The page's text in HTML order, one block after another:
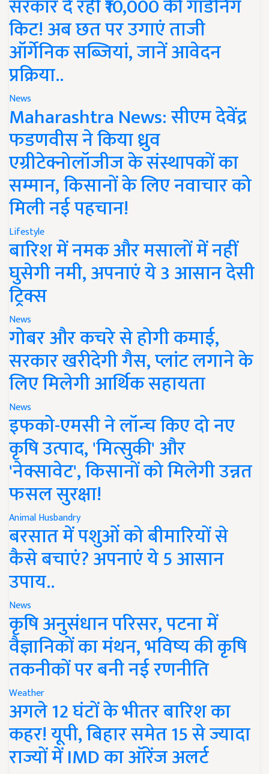
सरकार दे रही ₹10,000 की गार्डनिंग
किट! अब छत पर उगाएं ताजी
ऑर्गेनिक सब्जियां, जानें आवेदन
प्रक्रिया..
News
Maharashtra News: सीएम देवेंद्र
फडणवीस ने किया ध्रुव
एग्रीटेक्नोलॉजीज के संस्थापकों का
सम्मान, किसानों के लिए नवाचार को
मिली नई पहचान!
Lifestyle
बारिश में नमक और मसालों में नहीं
घुसेगी नमी, अपनाएं ये 3 आसान देसी
ट्रिक्स
News
गोबर और कचरे से होगी कमाई,
सरकार खरीदेगी गैस, प्लांट लगाने के
लिए मिलेगी आर्थिक सहायता
News
इफको-एमसी ने लॉन्च किए दो नए
कृषि उत्पाद, 'मित्सुकी' और
'नेक्सावेट', किसानों को मिलेगी उन्नत
फसल सुरक्षा!
Animal Husbandry
बरसात में पशुओं को बीमारियों से
कैसे बचाएं? अपनाएं ये 5 आसान
उपाय..
News
कृषि अनुसंधान परिसर, पटना में
वैज्ञानिकों का मंथन, भविष्य की कृषि
तकनीकों पर बनी नई रणनीति
Weather
अगले 12 घंटों के भीतर बारिश का
कहर! यूपी, बिहार समेत 15 से ज्यादा
राज्यों में IMD का ऑरेंज अलर्ट